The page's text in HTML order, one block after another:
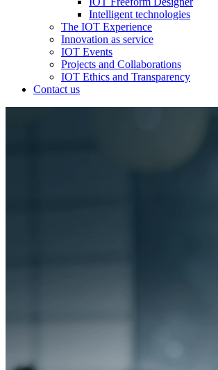
Intelligent technologies
The IOT Experience
Innovation as service
IOT Events
Projects and Collaborations
IOT Ethics and Transparency
Contact us